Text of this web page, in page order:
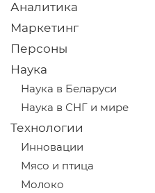
Аналитика
Маркетинг
Персоны
Наука
Наука в Беларуси
Наука в СНГ и мире
Технологии
Инновации
Мясо и птица
Молоко